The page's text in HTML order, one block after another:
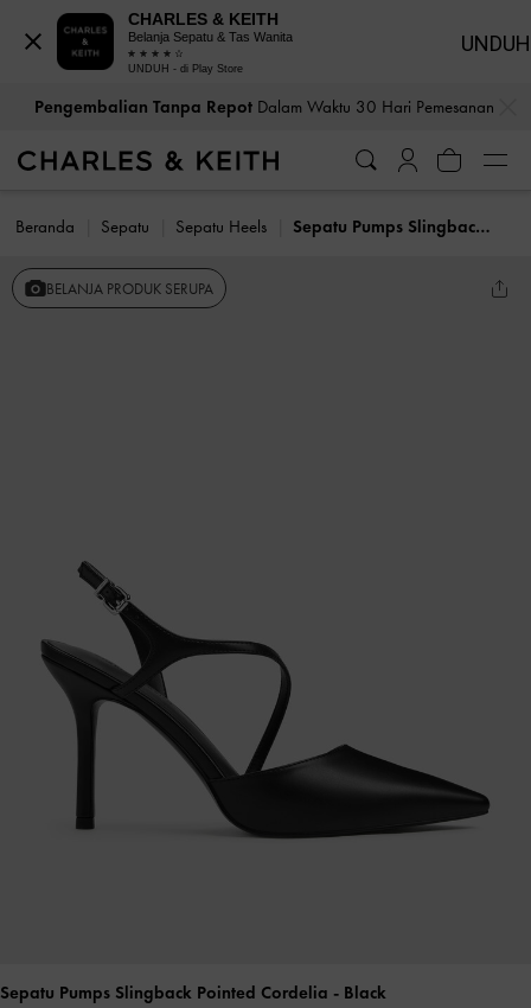
Pengembalian Tanpa RepotDalam Waktu 30 Hari Pemesanan
Beranda Sepatu Sepatu Heels Sepatu Pumps Slingback Pointed Cordelia
BELANJA PRODUK SERUPA
Sepatu Pumps Slingback Pointed Cordelia - Black
CHARLES & KEITH
Belanja Sepatu & Tas Wanita
UNDUH - di Play Store
UNDUH